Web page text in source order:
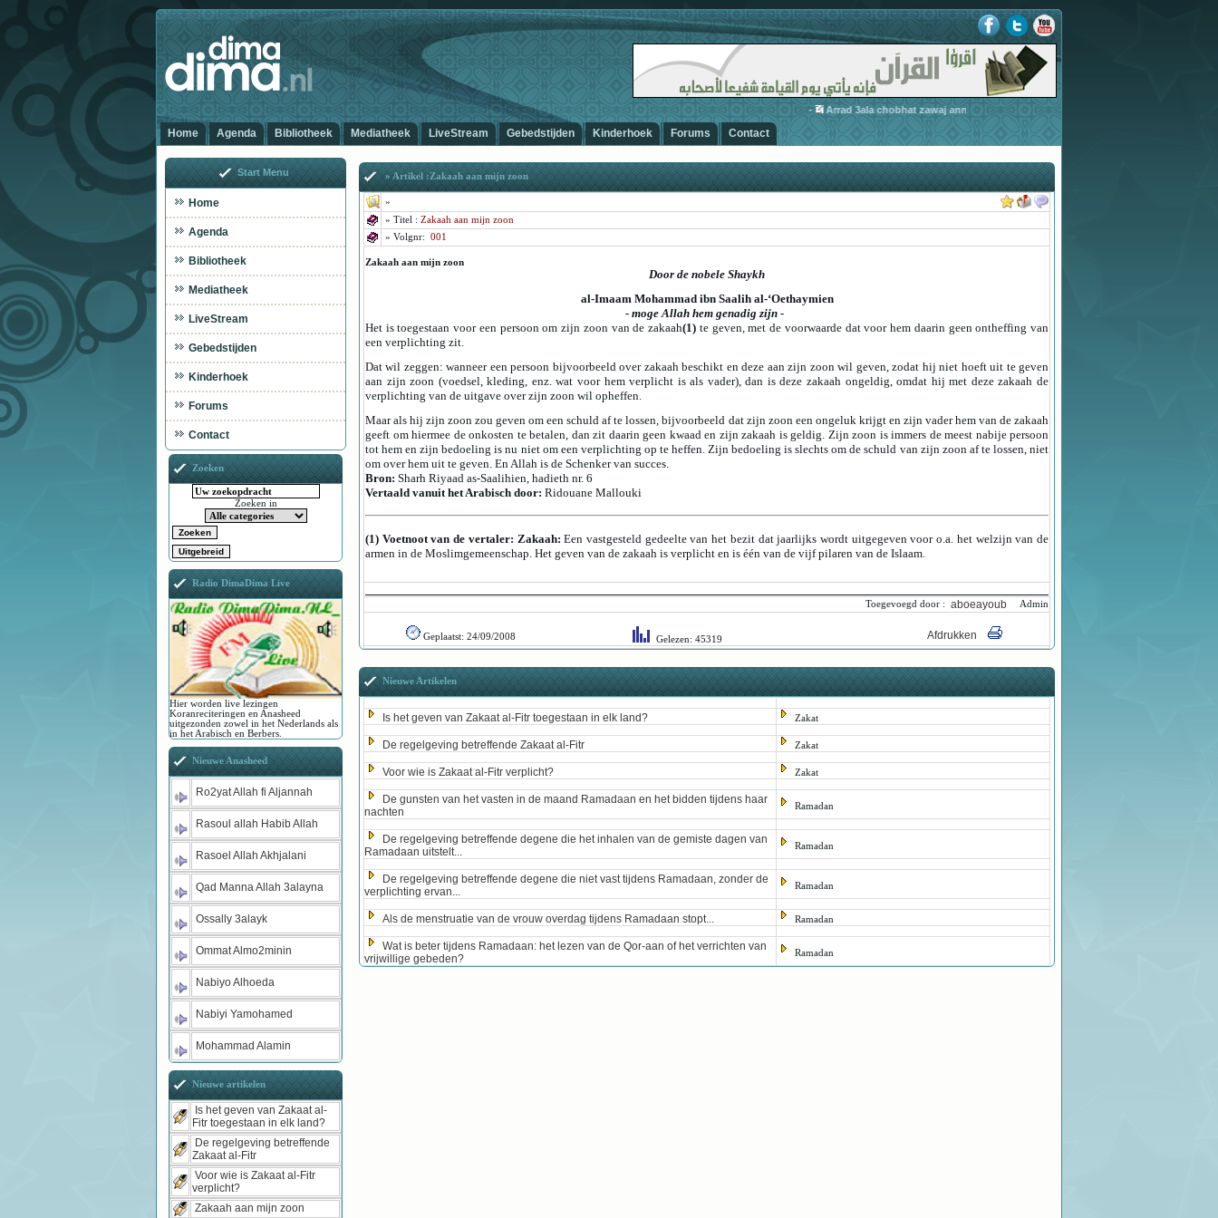
Arrad 3ala chobhat zawaj annabiy bi zaynab-3
Home Agenda Bibliotheek Mediatheek LiveStream Gebedstijden Kinderhoek Forums Contact
» Artikel :Zakaah aan mijn zoon
»
» Titel : Zakaah aan mijn zoon
» Volgnr: 001
Zakaah aan mijn zoon
Door de nobele Shaykh
al-Imaam Mohammad ibn Saalih al-‘Oethaymien
- moge Allah hem genadig zijn -
Het is toegestaan voor een persoon om zijn zoon van de zakaah(1) te geven, met de voorwaarde dat voor hem daarin geen ontheffing van
een verplichting zit.
Dat wil zeggen: wanneer een persoon bijvoorbeeld over zakaah beschikt en deze aan zijn zoon wil geven, zodat hij niet hoeft uit te geven
aan zijn zoon (voedsel, kleding, enz. wat voor hem verplicht is als vader), dan is deze zakaah ongeldig, omdat hij met deze zakaah de
verplichting van de uitgave over zijn zoon wil opheffen.
Maar als hij zijn zoon zou geven om een schuld af te lossen, bijvoorbeeld dat zijn zoon een ongeluk krijgt en zijn vader hem van de zakaah
geeft om hiermee de onkosten te betalen, dan zit daarin geen kwaad en zijn zakaah is geldig. Zijn zoon is immers de meest nabije persoon
tot hem en zijn bedoeling is nu niet om een verplichting op te heffen. Zijn bedoeling is slechts om de schuld van zijn zoon af te lossen, niet
om over hem uit te geven. En Allah is de Schenker van succes.
Bron: Sharh Riyaad as-Saalihien, hadieth nr. 6
Vertaald vanuit het Arabisch door: Ridouane Mallouki
(1) Voetnoot van de vertaler: Zakaah: Een vastgesteld gedeelte van het bezit dat jaarlijks wordt uitgegeven voor o.a. het welzijn van de
armen in de Moslimgemeenschap. Het geven van de zakaah is verplicht en is één van de vijf pilaren van de Islaam.
Toegevoegd door : aboeayoub Admin
Geplaatst: 24/09/2008 Gelezen: 45319 Afdrukken
Nieuwe Artikelen
Is het geven van Zakaat al-Fitr toegestaan in elk land? Zakat
De regelgeving betreffende Zakaat al-Fitr Zakat
Voor wie is Zakaat al-Fitr verplicht? Zakat
De gunsten van het vasten in de maand Ramadaan en het bidden tijdens haar
nachten
Ramadan
De regelgeving betreffende degene die het inhalen van de gemiste dagen van
Ramadaan uitstelt...
Ramadan
De regelgeving betreffende degene die niet vast tijdens Ramadaan, zonder de
verplichting ervan...
Ramadan
Als de menstruatie van de vrouw overdag tijdens Ramadaan stopt... Ramadan
Wat is beter tijdens Ramadaan: het lezen van de Qor-aan of het verrichten van
vrijwillige gebeden?
Ramadan
Start Menu
Home
Agenda
Bibliotheek
Mediatheek
LiveStream
Gebedstijden
Kinderhoek
Forums
Contact
Zoeken
Zoeken in
Radio DimaDima Live
Hier worden live lezingen
Koranreciteringen en Anasheed
uitgezonden zowel in het Nederlands als
in het Arabisch en Berbers.
Nieuwe Anasheed
Ro2yat Allah fi Aljannah
Rasoul allah Habib Allah
Rasoel Allah Akhjalani
Qad Manna Allah 3alayna
Ossally 3alayk
Ommat Almo2minin
Nabiyo Alhoeda
Nabiyi Yamohamed
Mohammad Alamin
Nieuwe artikelen
Is het geven van Zakaat al-
Fitr toegestaan in elk land?
De regelgeving betreffende
Zakaat al-Fitr
Voor wie is Zakaat al-Fitr
verplicht?
Zakaah aan mijn zoon